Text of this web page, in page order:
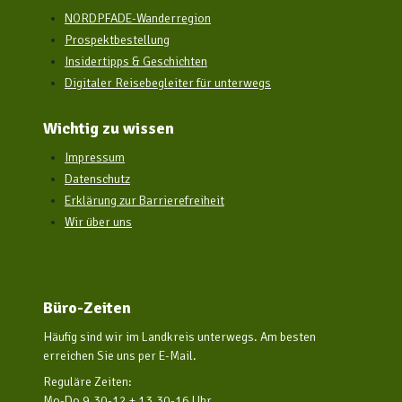
NORDPFADE-Wanderregion
Prospektbestellung
Insidertipps & Geschichten
Digitaler Reisebegleiter für unterwegs
Wichtig zu wissen
Impressum
Datenschutz
Erklärung zur Barrierefreiheit
Wir über uns
Büro-Zeiten
Häufig sind wir im Landkreis unterwegs. Am besten
erreichen Sie uns per E-Mail.
Reguläre Zeiten: